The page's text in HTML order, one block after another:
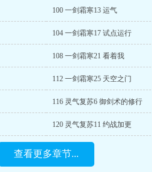
100 一剑霜寒13 运气
104 一剑霜寒17 试点运行
108 一剑霜寒21 看着我
112 一剑霜寒25 天空之门
116 灵气复苏6 御剑术的修行
120 灵气复苏11 约战加更
查看更多章节...